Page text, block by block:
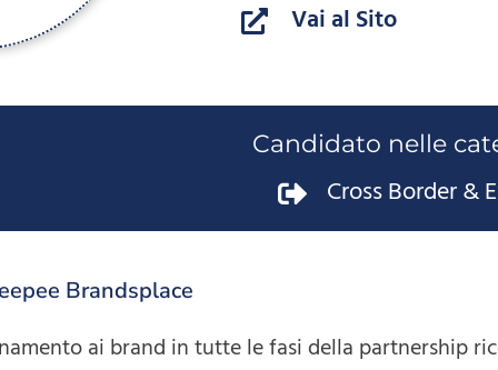
Vai al Sito
Candidato nelle
Cross Border &
Brandsplace
ai brand in tutte le fasi della partnership